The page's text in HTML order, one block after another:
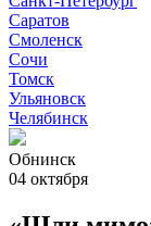
Саратов
Смоленск
Сочи
Томск
Ульяновск
Челябинск
Обнинск
04 октября